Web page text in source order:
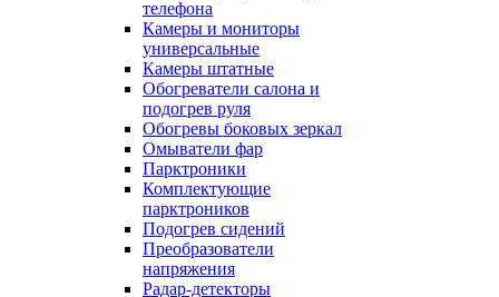
телефона
Камеры и мониторы
универсальные
Камеры штатные
Обогреватели салона и
подогрев руля
Обогревы боковых зеркал
Омыватели фар
Парктроники
Комплектующие
парктроников
Подогрев сидений
Преобразователи
напряжения
Радар-детекторы